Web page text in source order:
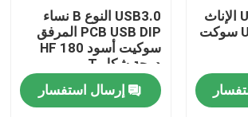
الأزرق USB3.1 A الإناث
STD موصل USB سوكت
USB3.0 النوع B نساء
PCB USB DIP المرفق
سوكيت أسود HF 180
درجة شكل T
إرسال استفسار